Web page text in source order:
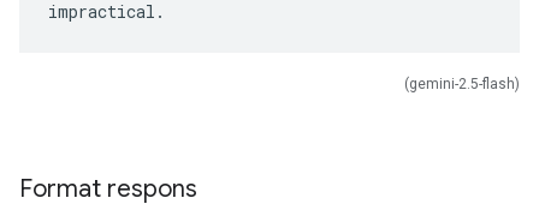
(gemini-2.5-flash)
Format respons